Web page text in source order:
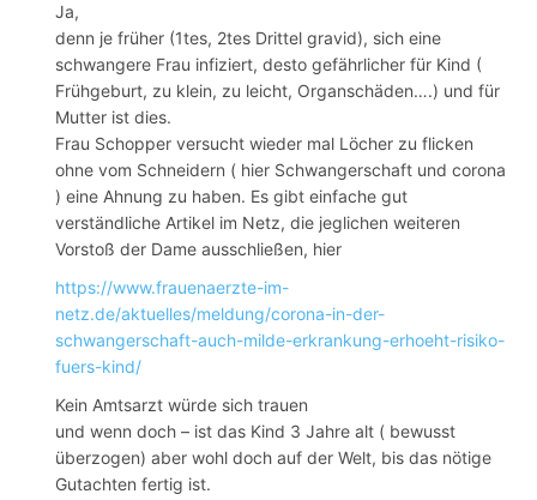
Ja,
denn je früher (1tes, 2tes Drittel gravid), sich eine
schwangere Frau infiziert, desto gefährlicher für Kind (
Frühgeburt, zu klein, zu leicht, Organschäden….) und für
Mutter ist dies.
Frau Schopper versucht wieder mal Löcher zu flicken
ohne vom Schneidern ( hier Schwangerschaft und corona
) eine Ahnung zu haben. Es gibt einfache gut
verständliche Artikel im Netz, die jeglichen weiteren
Vorstoß der Dame ausschließen, hier
https://www.frauenaerzte-im-
netz.de/aktuelles/meldung/corona-in-der-
schwangerschaft-auch-milde-erkrankung-erhoeht-risiko-
fuers-kind/
Kein Amtsarzt würde sich trauen
und wenn doch – ist das Kind 3 Jahre alt ( bewusst
überzogen) aber wohl doch auf der Welt, bis das nötige
Gutachten fertig ist.